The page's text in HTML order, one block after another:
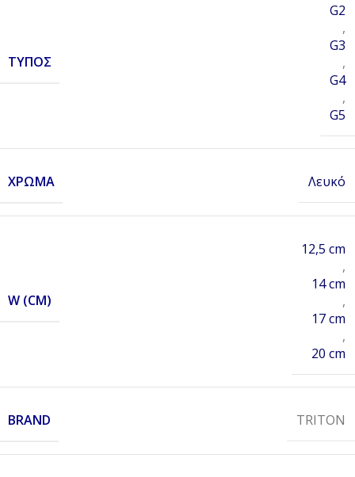
ΤΎΠΟΣ
G2
,
G3
,
G4
,
G5
ΧΡΏΜΑ Λευκό
W (CM)
12,5 cm
,
14 cm
,
17 cm
,
20 cm
BRAND TRITON